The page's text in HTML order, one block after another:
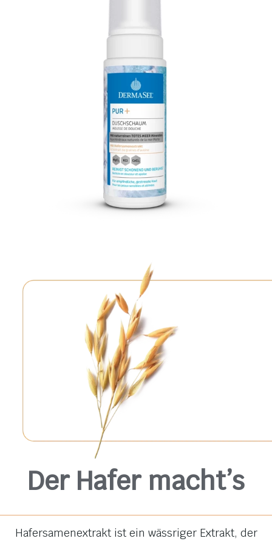
Vegetable Glycerides Citrate, Sorbic Acid,
Bitte beachte: Die Zusammensetzung
unserer Produkte kann sich ändern. Die
aktuelle INCI Liste entnimm bitte der
Der Hafer macht’s
Hafersamenextrakt ist ein wässriger Extrakt, der